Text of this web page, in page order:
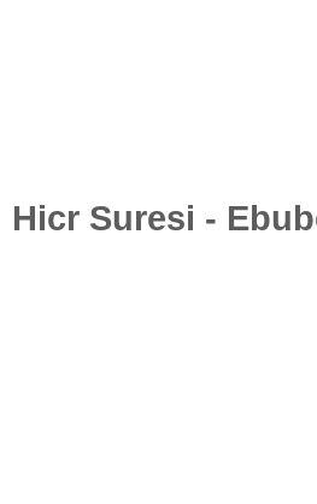
Hicr Suresi -